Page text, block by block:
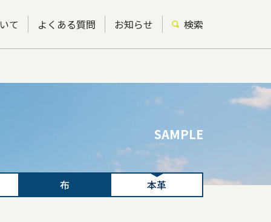
て よくある質問 お知らせ 検索
SAMPLE
布 本革